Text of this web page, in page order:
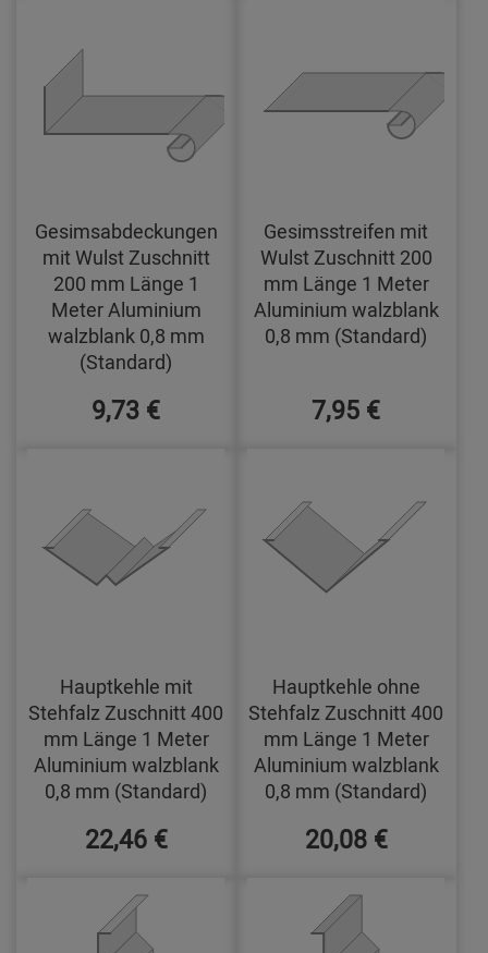
Gesimsabdeckungen
mit Wulst Zuschnitt
200 mm Länge 1
Meter Aluminium
walzblank 0,8 mm
(Standard)
9,73 €
Gesimsstreifen mit
Wulst Zuschnitt 200
mm Länge 1 Meter
Aluminium walzblank
0,8 mm (Standard)
7,95 €
Hauptkehle mit
Stehfalz Zuschnitt 400
mm Länge 1 Meter
Aluminium walzblank
0,8 mm (Standard)
22,46 €
Hauptkehle ohne
Stehfalz Zuschnitt 400
mm Länge 1 Meter
Aluminium walzblank
0,8 mm (Standard)
20,08 €